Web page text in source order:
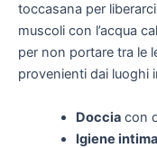
toccasana per
muscoli con l’acqua
per non portare tra le
provenienti dai luoghi
Docciacon
Igiene intima